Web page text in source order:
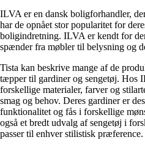
ILVA er en dansk boligforhandler,
har de opnået stor popularitet for
boligindretning. ILVA er kendt for
spænder fra møbler til belysning og
Tista kan beskrive mange af de
tæpper til gardiner og sengetøj. Hos
forskellige materialer, farver og
smag og behov. Deres gardiner er
funktionalitet og fås i forskellige
også et bredt udvalg af sengetøj i
passer til enhver stilistisk præference.